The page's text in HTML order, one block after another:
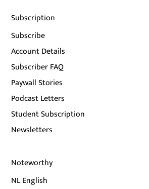
Subscription
Subscribe
Account Details
Subscriber FAQ
Paywall Stories
Podcast Letters
Student Subscription
Newsletters
Noteworthy
NL English